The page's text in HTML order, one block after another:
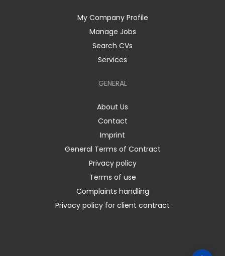
My Company Profile
Manage Jobs
Search CVs
Services
GENERAL
About Us
Contact
Imprint
General Terms of Contract
Privacy policy
Terms of use
Complaints handling
Privacy policy for client contract